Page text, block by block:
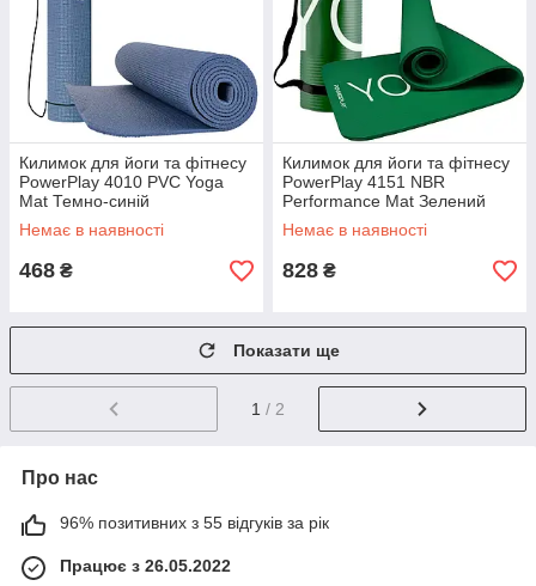
Килимок для йоги та фітнесу
PowerPlay 4010 PVC Yoga
Mat Темно-синій
(173x61x0.6)
Немає в наявності
468 ₴
Килимок для йоги та фітнесу
PowerPlay 4151 NBR
Performance Mat Зелений
(183x61x1.5)
Немає в наявності
828 ₴
Показати ще
1 / 2
Про нас
96% позитивних з 55 відгуків за рік
Працює з 26.05.2022